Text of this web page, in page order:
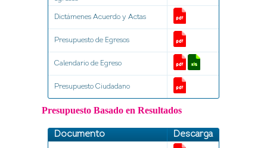
Dictámenes Acuerdo y Actas
Presupuesto de Egresos
Calendario de Egreso
Presupuesto Ciudadano
Presupuesto Basado en Resultados
Documento Descarga